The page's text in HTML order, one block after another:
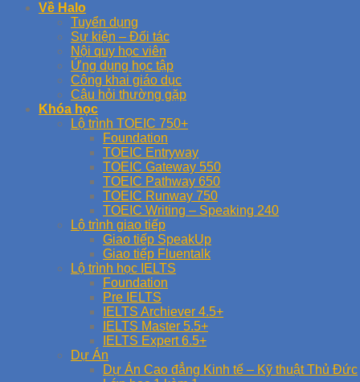
Về Halo
Tuyển dụng
Sự kiện – Đối tác
Nội quy học viên
Ứng dụng học tập
Công khai giáo dục
Câu hỏi thường gặp
Khóa học
Lộ trình TOEIC 750+
Foundation
TOEIC Entryway
TOEIC Gateway 550
TOEIC Pathway 650
TOEIC Runway 750
TOEIC Writing – Speaking 240
Lộ trình giao tiếp
Giao tiếp SpeakUp
Giao tiếp Fluentalk
Lộ trình học IELTS
Foundation
Pre IELTS
IELTS Archiever 4.5+
IELTS Master 5.5+
IELTS Expert 6.5+
Dự Án
Dự Án Cao đẳng Kinh tế – Kỹ thuật Thủ Đức